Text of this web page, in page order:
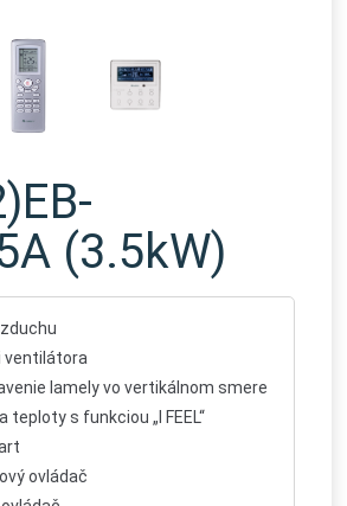
(3.5kW)
ventilátora
lamely vo vertikálnom smere
teploty s funkciou „I FEEL“
ovládač